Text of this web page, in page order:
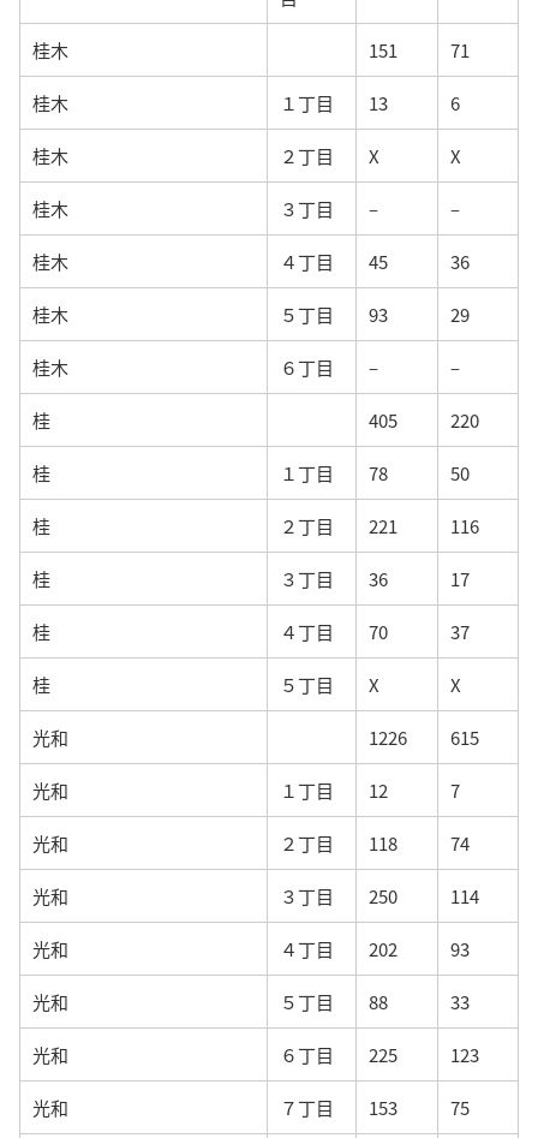
桂木 151 71
桂木 １丁目 13 6
桂木 ２丁目 X X
桂木 ３丁目 – –
桂木 ４丁目 45 36
桂木 ５丁目 93 29
桂木 ６丁目 – –
桂 405 220
桂 １丁目 78 50
桂 ２丁目 221 116
桂 ３丁目 36 17
桂 ４丁目 70 37
桂 ５丁目 X X
光和 1226 615
光和 １丁目 12 7
光和 ２丁目 118 74
光和 ３丁目 250 114
光和 ４丁目 202 93
光和 ５丁目 88 33
光和 ６丁目 225 123
光和 ７丁目 153 75